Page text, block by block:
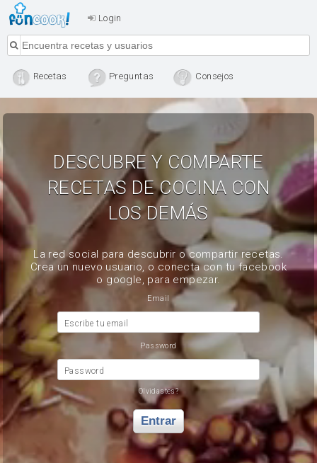
Login
Recetas Preguntas Consejos
DESCUBRE Y COMPARTE
RECETAS DE COCINA CON
LOS DEMÁS
La red social para descubrir o compartir recetas.
Crea un nuevo usuario, o conecta con tu facebook
o google, para empezar.
Email
Escribe tu email
Password
Password
Olvidastes?
Entrar